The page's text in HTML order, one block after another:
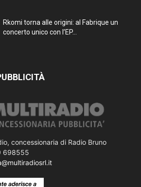
Rkomi torna alle origini: al Fabrique un
concerto unico con l’EP...
concessionaria di Radio Bruno
698555